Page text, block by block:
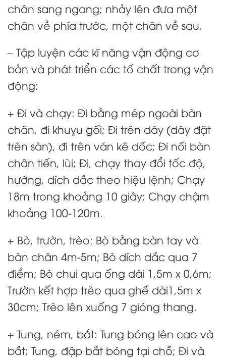
chân sang ngang; nhảy lên đưa một
chân về phía trước, một chân về sau.
– Tập luyện các kĩ năng vận động cơ
bản và phát triển các tố chất trong vận
động:
+ Đi và chạy: Đi bằng mép ngoài bàn
chân, đi khuỵu gối; Đi trên dây (dây đặt
trên sàn), đi trên ván kê dốc; Đi nối bàn
chân tiến, lùi; Đi, chạy thay đổi tốc độ,
hướng, dích dắc theo hiệu lệnh; Chạy
18m trong khoảng 10 giây; Chạy chậm
khoảng 100-120m.
+ Bò, trườn, trèo: Bò bằng bàn tay và
bàn chân 4m-5m; Bò dích dắc qua 7
điểm; Bò chui qua ống dài 1,5m x 0,6m;
Trườn kết hợp trèo qua ghế dài1,5m x
30cm; Trèo lên xuống 7 gióng thang.
+ Tung, ném, bắt: Tung bóng lên cao và
bắt; Tung, đập bắt bóng tại chỗ; Đi và